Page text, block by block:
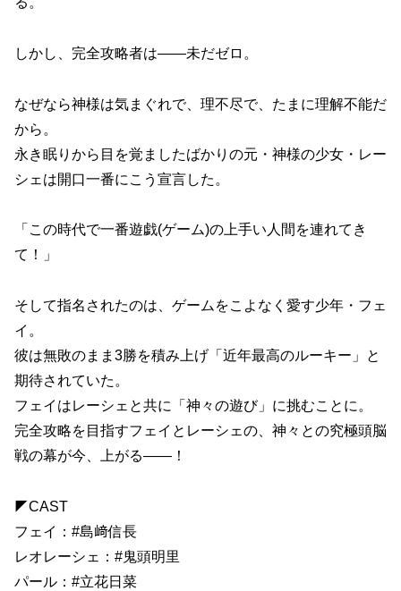
しかし、完全攻略者は――未だゼロ。
なぜなら神様は気まぐれで、理不尽で、たまに理解不能だ
から。
永き眠りから目を覚ましたばかりの元・神様の少女・レー
シェは開口一番にこう宣言した。
「この時代で一番遊戯(ゲーム)の上手い人間を連れてき
て！」
そして指名されたのは、ゲームをこよなく愛す少年・フェ
イ。
彼は無敗のまま3勝を積み上げ「近年最高のルーキー」と
期待されていた。
フェイはレーシェと共に「神々の遊び」に挑むことに。
完全攻略を目指すフェイとレーシェの、神々との究極頭脳
戦の幕が今、上がる——！
◤CAST
フェイ：#島﨑信長
レオレーシェ：#鬼頭明里
パール：#立花日菜